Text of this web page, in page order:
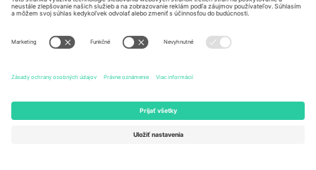
Unter den Linden 24, 10117
Berlin, Germany
167 City Road, London, Greater
London, EC1V 1AW, United
131 Continental Dr, Suite 305,
Dorfstrasse 52a, 6390